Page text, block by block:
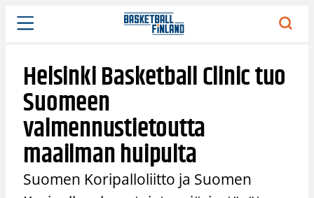
Siirry
sisältöön
Helsinki Basketball Clinic tuo
Suomeen
valmennustietoutta
maailman huipulta
Suomen Koripalloliitto ja Suomen